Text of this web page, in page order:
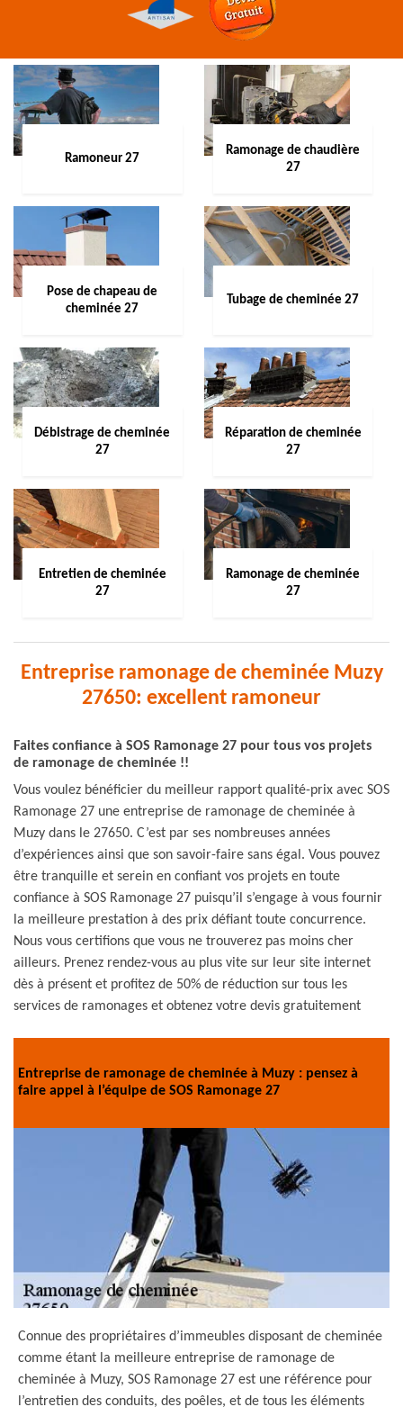
Ramoneur 27
Ramonage de chaudière
27
Pose de chapeau de
cheminée 27
Tubage de cheminée 27
Débistrage de cheminée
27
Réparation de cheminée
27
Entretien de cheminée
27
Ramonage de cheminée
27
Entreprise ramonage de cheminée Muzy
27650: excellent ramoneur
Faites confiance à SOS Ramonage 27 pour tous vos projets
de ramonage de cheminée !!
Vous voulez bénéficier du meilleur rapport qualité-prix avec SOS
Ramonage 27 une entreprise de ramonage de cheminée à
Muzy dans le 27650. C’est par ses nombreuses années
d’expériences ainsi que son savoir-faire sans égal. Vous pouvez
être tranquille et serein en confiant vos projets en toute
confiance à SOS Ramonage 27 puisqu’il s’engage à vous fournir
la meilleure prestation à des prix défiant toute concurrence.
Nous vous certifions que vous ne trouverez pas moins cher
ailleurs. Prenez rendez-vous au plus vite sur leur site internet
dès à présent et profitez de 50% de réduction sur tous les
services de ramonages et obtenez votre devis gratuitement
Entreprise de ramonage de cheminée à Muzy : pensez à
faire appel à l’équipe de SOS Ramonage 27
Connue des propriétaires d’immeubles disposant de cheminée
comme étant la meilleure entreprise de ramonage de
cheminée à Muzy, SOS Ramonage 27 est une référence pour
l’entretien des conduits, des poêles, et de tous les éléments